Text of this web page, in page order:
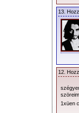
13.
12.
1xüen